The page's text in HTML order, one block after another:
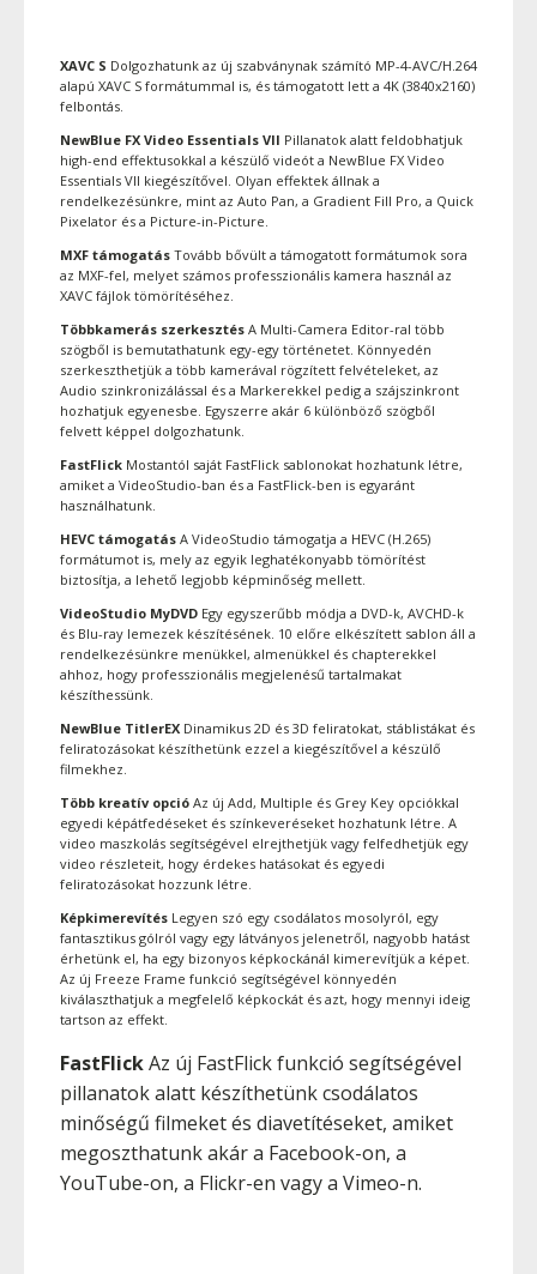
XAVC S Dolgozhatunk az új szabványnak számító MP-4-AVC/H.264
alapú XAVC S formátummal is, és támogatott lett a 4K (3840x2160)
felbontás.
NewBlue FX Video Essentials VII Pillanatok alatt feldobhatjuk
high-end effektusokkal a készülő videót a NewBlue FX Video
Essentials VII kiegészítővel. Olyan effektek állnak a
rendelkezésünkre, mint az Auto Pan, a Gradient Fill Pro, a Quick
Pixelator és a Picture-in-Picture.
MXF támogatás Tovább bővült a támogatott formátumok sora
az MXF-fel, melyet számos professzionális kamera használ az
XAVC fájlok tömörítéséhez.
Többkamerás szerkesztés A Multi-Camera Editor-ral több
szögből is bemutathatunk egy-egy történetet. Könnyedén
szerkeszthetjük a több kamerával rögzített felvételeket, az
Audio szinkronizálással és a Markerekkel pedig a szájszinkront
hozhatjuk egyenesbe. Egyszerre akár 6 különböző szögből
felvett képpel dolgozhatunk.
FastFlick Mostantól saját FastFlick sablonokat hozhatunk létre,
amiket a VideoStudio-ban és a FastFlick-ben is egyaránt
használhatunk.
HEVC támogatás A VideoStudio támogatja a HEVC (H.265)
formátumot is, mely az egyik leghatékonyabb tömörítést
biztosítja, a lehető legjobb képminőség mellett.
VideoStudio MyDVD Egy egyszerűbb módja a DVD-k, AVCHD-k
és Blu-ray lemezek készítésének. 10 előre elkészített sablon áll a
rendelkezésünkre menükkel, almenükkel és chapterekkel
ahhoz, hogy professzionális megjelenésű tartalmakat
készíthessünk.
NewBlue TitlerEX Dinamikus 2D és 3D feliratokat, stáblistákat és
feliratozásokat készíthetünk ezzel a kiegészítővel a készülő
filmekhez.
Több kreatív opció Az új Add, Multiple és Grey Key opciókkal
egyedi képátfedéseket és színkeveréseket hozhatunk létre. A
video maszkolás segítségével elrejthetjük vagy felfedhetjük egy
video részleteit, hogy érdekes hatásokat és egyedi
feliratozásokat hozzunk létre.
Képkimerevítés Legyen szó egy csodálatos mosolyról, egy
fantasztikus gólról vagy egy látványos jelenetről, nagyobb hatást
érhetünk el, ha egy bizonyos képkockánál kimerevítjük a képet.
Az új Freeze Frame funkció segítségével könnyedén
kiválaszthatjuk a megfelelő képkockát és azt, hogy mennyi ideig
tartson az effekt.
FastFlickAz új FastFlick funkció segítségével
pillanatok alatt készíthetünk csodálatos
minőségű filmeket és diavetítéseket, amiket
megoszthatunk akár a Facebook-on, a
YouTube-on, a Flickr-en vagy a Vimeo-n.